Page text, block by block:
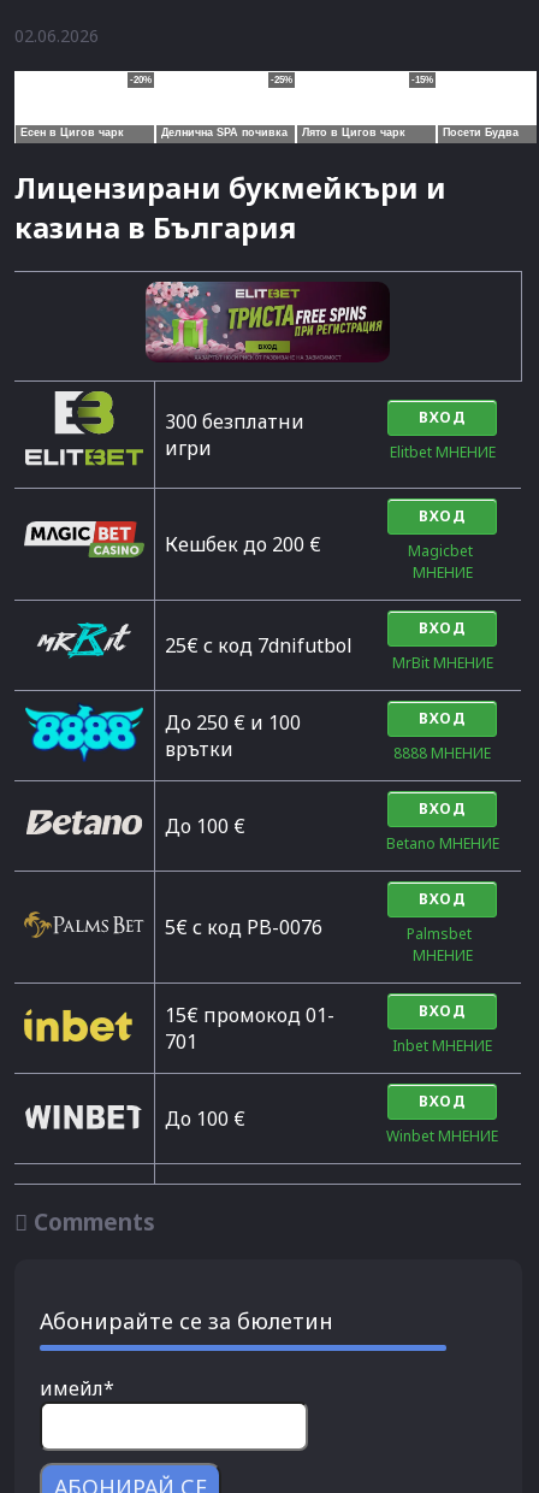
02.06.2026
Лицензирани букмейкъри и
казина в България
300 безплатни
игри
ВХОД
Elitbet МНЕНИЕ
Кешбек до 200 €
ВХОД
Magicbet
МНЕНИЕ
25€ с код 7dnifutbol
ВХОД
MrBit МНЕНИЕ
До 250 € и 100
врътки
ВХОД
8888 МНЕНИЕ
Дo 100 €
ВХОД
Betano МНЕНИЕ
5€ с код PB-0076
ВХОД
Palmsbet
МНЕНИЕ
15€ промокод 01-
701
ВХОД
Inbet МНЕНИЕ
До 100 €
ВХОД
Winbet МНЕНИЕ
 Comments
Абонирайте се за бюлетин
имейл*